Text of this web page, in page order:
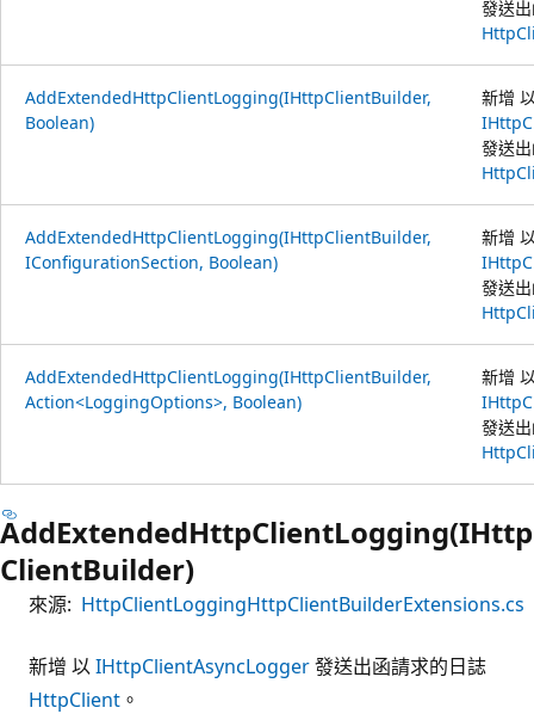
發送
AddExtendedHttpClientLogging(IHttpClientBuilder,
Boolean)
新增
發送
AddExtendedHttpClientLogging(IHttpClientBuilder,
IConfigurationSection, Boolean)
新增
發送
AddExtendedHttpClientLogging(IHttpClientBuilder,
Action<LoggingOptions>, Boolean)
新增
發送
AddExtendedHttpClientLogging(IHttp
ClientBuilder)
來源: HttpClientLoggingHttpClientBuilderExtensions.cs
新增 以IHttpClientAsyncLogger發送出函請求的日誌
HttpClient 。